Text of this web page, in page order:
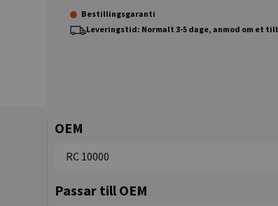
Bestillingsgaranti
Leveringstid: Normalt 3-5 dage, anmod om et
OEM
RC 10000
Passar till OEM